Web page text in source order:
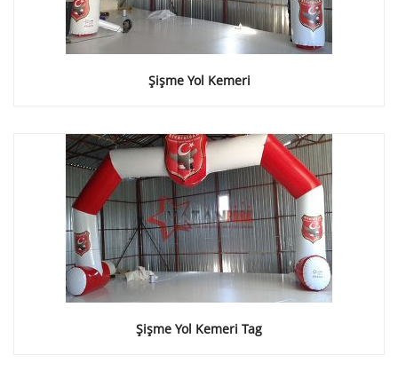
Şişme Yol Kemeri
Şişme Yol Kemeri Tag